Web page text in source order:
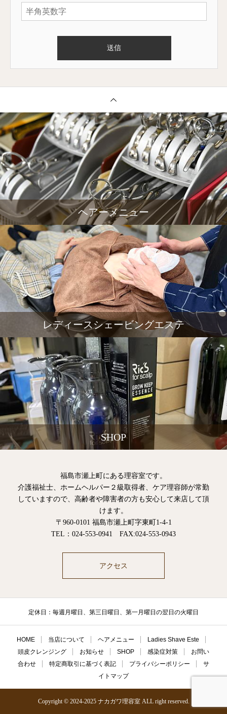
ヘアーメニュー
レディースシェービングエステ
SHOP
福島市瀬上町にある理容室です。
介護福祉士、ホームヘルパー２級取得者、ケア理容師が常勤
していますので、高齢者や障害者の方も安心して来店して頂
けます。
〒960-0101 福島市瀬上町字東町1-4-1
TEL：024-553-0941 FAX:024-553-0943
アクセス
定休日：毎週月曜日、第三日曜日、第一月曜日の翌日の火曜日
HOME 当店について ヘアメニュー
Ladies Shave Este
頭皮クレンジング
お知らせ SHOP 感染症対策
お問い
合わせ
特定商取引に基づく表記 プライバシーポリシー
サ
イトマップ
Copyright © 2024-2025 ナカガワ理容室 ALL right reserved.